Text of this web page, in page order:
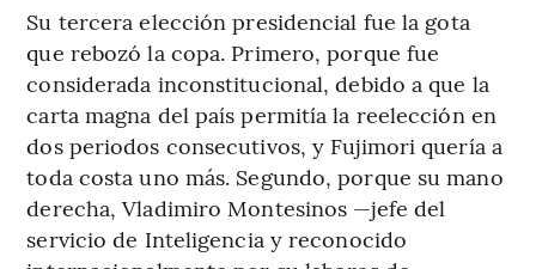
Su tercera elección presidencial fue la gota
que rebozó la copa. Primero, porque fue
considerada inconstitucional, debido a que la
carta magna del país permitía la reelección en
dos periodos consecutivos, y Fujimori quería a
toda costa uno más. Segundo, porque su mano
derecha, Vladimiro Montesinos —jefe del
servicio de Inteligencia y reconocido